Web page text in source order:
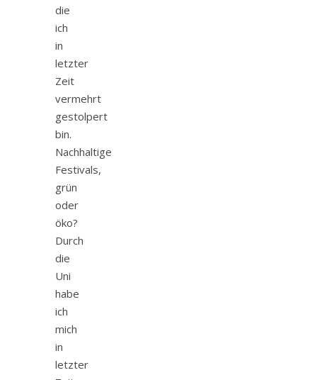
die
ich
in
letzter
Zeit
vermehrt
gestolpert
bin.
Nachhaltige
Festivals,
grün
oder
öko?
Durch
die
Uni
habe
ich
mich
in
letzter